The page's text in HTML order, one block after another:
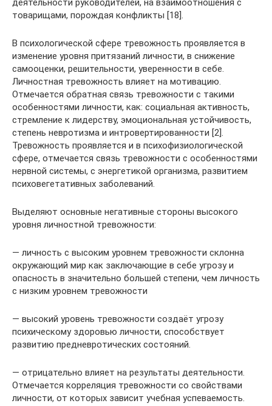
товарищами, порождая конфликты [18].
В психологической сфере тревожность проявляется в
изменение уровня притязаний личности, в снижение
самооценки, решительности, уверенности в себе.
Личностная тревожность влияет на мотивацию.
Отмечается обратная связь тревожности с такими
особенностями личности, как: социальная активность,
стремление к лидерству, эмоциональная устойчивость,
степень невротизма и интровертированности [2].
Тревожность проявляется и в психофизиологической
сфере, отмечается связь тревожности с особенностями
нервной системы, с энергетикой организма, развитием
психовегетативных заболеваний.
Выделяют основные негативные стороны высокого
уровня личностной тревожности:
— личность с высоким уровнем тревожности склонна
окружающий мир как заключающие в себе угрозу и
опасность в значительно большей степени, чем личность
с низким уровнем тревожности
— высокий уровень тревожности создаёт угрозу
психическому здоровью личности, способствует
развитию предневротических состояний.
— отрицательно влияет на результаты деятельности.
Отмечается корреляция тревожности со свойствами
личности, от которых зависит учебная успеваемость.